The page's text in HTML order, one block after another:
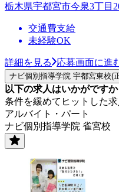
栃木県宇都宮市今泉3丁目
交通費支給
未経験OK
詳細を見る 応募画面に進
ナビ個別指導学院 宇都宮東校(
以下の求人はいかがですか
条件を緩めてヒットした
アルバイト・パート
ナビ個別指導学院 雀宮校